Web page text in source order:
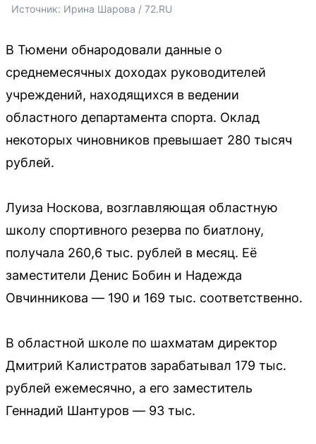
Источник: Ирина Шарова / 72.RU
В Тюмени обнародовали данные о
среднемесячных доходах руководителей
учреждений, находящихся в ведении
областного департамента спорта. Оклад
некоторых чиновников превышает 280 тысяч
рублей.
Луиза Носкова, возглавляющая областную
школу спортивного резерва по биатлону,
получала 260,6 тыс. рублей в месяц. Её
заместители Денис Бобин и Надежда
Овчинникова — 190 и 169 тыс. соответственно.
В областной школе по шахматам директор
Дмитрий Калистратов зарабатывал 179 тыс.
рублей ежемесячно, а его заместитель
Геннадий Шантуров — 93 тыс.